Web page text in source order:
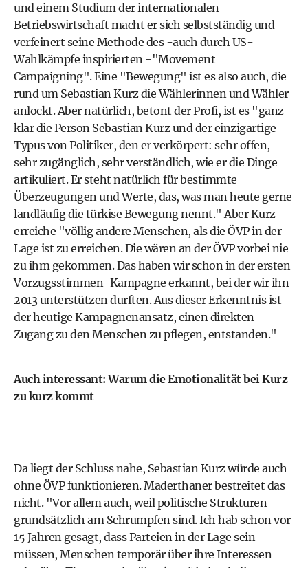
und einem Studium der internationalen
Betriebswirtschaft macht er sich selbstständig und
verfeinert seine Methode des -auch durch US-
Wahlkämpfe inspirierten -"Movement
Campaigning". Eine "Bewegung" ist es also auch, die
rund um Sebastian Kurz die Wählerinnen und Wähler
anlockt. Aber natürlich, betont der Profi, ist es "ganz
klar die Person Sebastian Kurz und der einzigartige
Typus von Politiker, den er verkörpert: sehr offen,
sehr zugänglich, sehr verständlich, wie er die Dinge
artikuliert. Er steht natürlich für bestimmte
Überzeugungen und Werte, das, was man heute gerne
landläufig die türkise Bewegung nennt." Aber Kurz
erreiche "völlig andere Menschen, als die ÖVP in der
Lage ist zu erreichen. Die wären an der ÖVP vorbei nie
zu ihm gekommen. Das haben wir schon in der ersten
Vorzugsstimmen-Kampagne erkannt, bei der wir ihn
2013 unterstützen durften. Aus dieser Erkenntnis ist
der heutige Kampagnenansatz, einen direkten
Zugang zu den Menschen zu pflegen, entstanden."
Auch interessant:Warum die Emotionalität bei Kurz
zu kurz kommt
Da liegt der Schluss nahe, Sebastian Kurz würde auch
ohne ÖVP funktionieren. Maderthaner bestreitet das
nicht. "Vor allem auch, weil politische Strukturen
grundsätzlich am Schrumpfen sind. Ich hab schon vor
15 Jahren gesagt, dass Parteien in der Lage sein
müssen, Menschen temporär über ihre Interessen